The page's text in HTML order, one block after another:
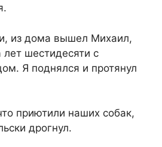
из дома вышел Михаил,
шестидесяти с
Я поднялся и протянул
приютили наших собак,
дрогнул.